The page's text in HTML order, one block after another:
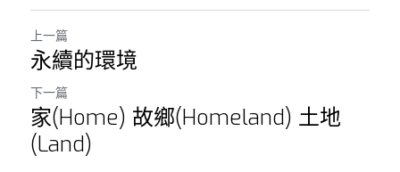
上一篇
永續的環境
下一篇
家(Home) 故鄉(Homeland) 土地
(Land)